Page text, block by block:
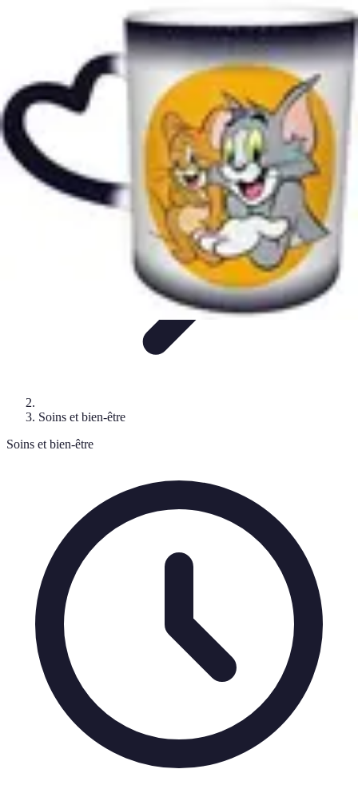
Bien-Être Animaux Vieux
Conseils pratiquesComprendre le
Confort et EnvironnementSanté
Bien-Être Animaux Vieux
Soins et bien-être
Soins et bien-être